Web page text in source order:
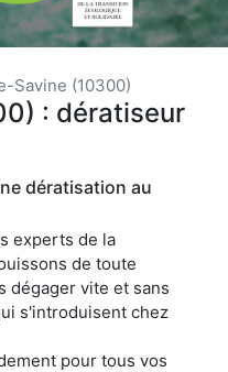
Savine (10300)
: dératiseur
dératisation au
experts de la
de toute
dégager vite et sans
s'introduisent chez
pour tous vos